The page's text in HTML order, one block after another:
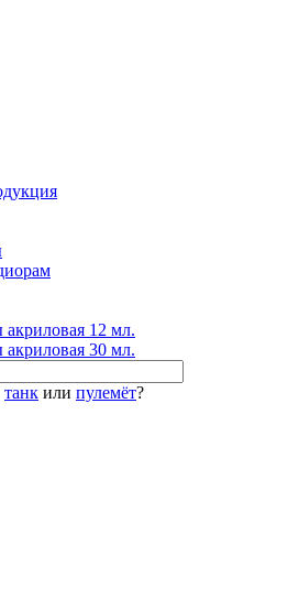
12 мл.
30 мл.
танк или пулемёт?